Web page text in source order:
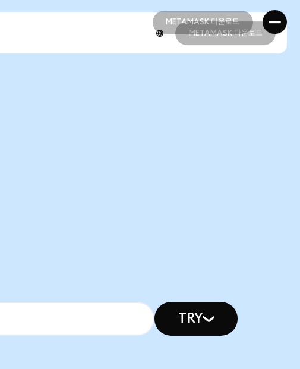
METAMASK 다운로드
METAMASK 다운로드
METAMASK 다운로드
TRY